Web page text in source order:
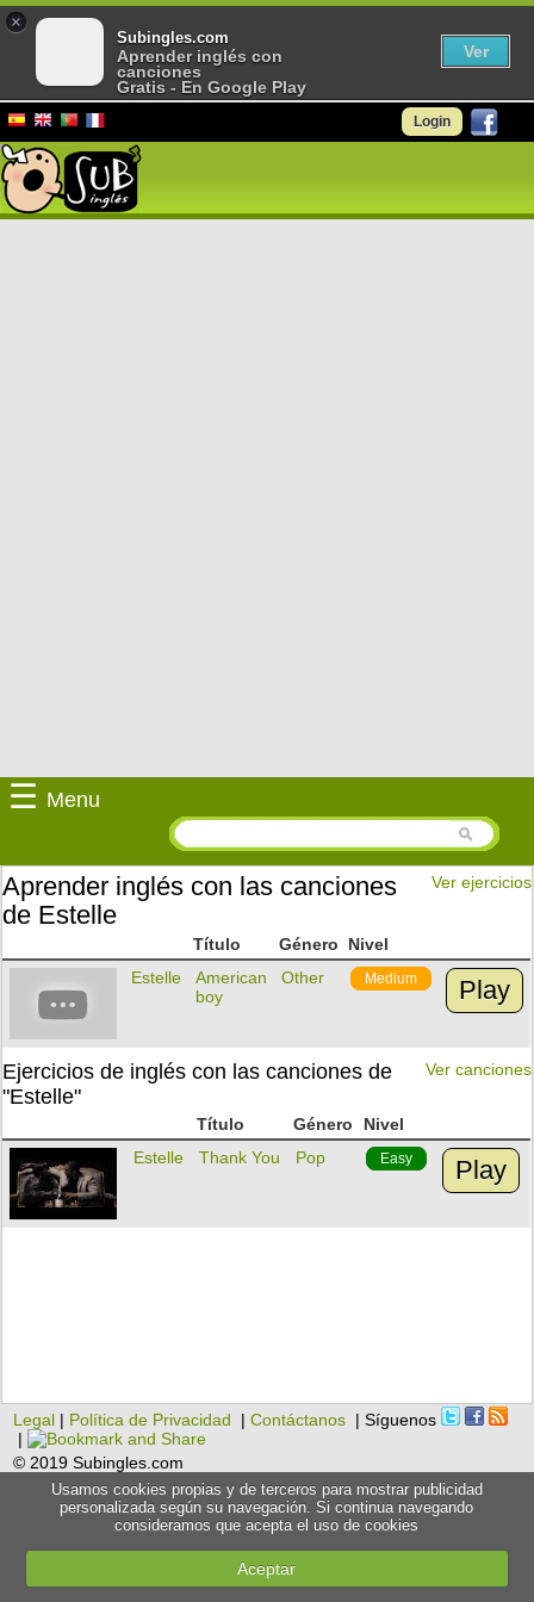
Login
☰ Menu
Ver ejercicios
Aprender inglés con las canciones
de Estelle
Título Género
Nivel
Estelle
American
boy
Other Medium Play
Ver canciones
Ejercicios de inglés con las canciones de
"Estelle"
Título Género
Nivel
Estelle
Thank You Pop Easy Play
Legal | Política de Privacidad |Contáctanos | Síguenos
|
© 2019 Subingles.com
Usamos cookies propias y de terceros para mostrar publicidad
personalizada según su navegación. Si continua navegando
consideramos que acepta el uso de cookies
Aceptar
×
Subingles.com
Aprender inglés con
canciones
Gratis - En Google Play
Ver